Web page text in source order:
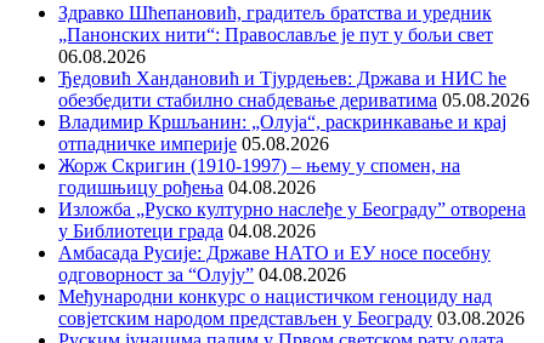
Здравко Шћепановић, градитељ братства и уредник
„Панонских нити“: Православље је пут у бољи свет
06.08.2026
Ђедовић Хандановић и Тјурдењев: Држава и НИС ће
обезбедити стабилно снабдевање дериватима 05.08.2026
Владимир Кршљанин: „Олуја“, раскринкавање и крај
отпадничке империје 05.08.2026
Жорж Скригин (1910-1997) – њему у спомен, на
годишњицу рођења 04.08.2026
Изложба „Руско културно наслеђе у Београду” отворена
у Библиотеци града 04.08.2026
Амбасада Русије: Државе НАТО и ЕУ носе посебну
одговорност за “Олују” 04.08.2026
Међународни конкурс о нацистичком геноциду над
совјетским народом представљен у Београду 03.08.2026